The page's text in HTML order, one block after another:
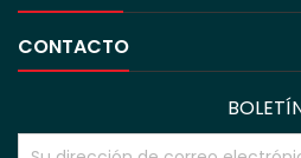
CONTACTO